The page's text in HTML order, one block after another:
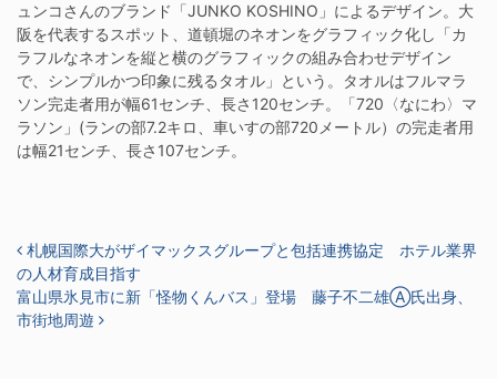
ュンコさんのブランド「JUNKO KOSHINO」によるデザイン。大
阪を代表するスポット、道頓堀のネオンをグラフィック化し「カ
ラフルなネオンを縦と横のグラフィックの組み合わせデザイン
で、シンプルかつ印象に残るタオル」という。タオルはフルマラ
ソン完走者用が幅61センチ、長さ120センチ。「720〈なにわ〉マ
ラソン」(ランの部7.2キロ、車いすの部720メートル）の完走者用
は幅21センチ、長さ107センチ。
投稿ナビゲーション
札幌国際大がザイマックスグループと包括連携協定 ホテル業界
の人材育成目指す
富山県氷見市に新「怪物くんバス」登場 藤子不二雄Ⓐ氏出身、
市街地周遊